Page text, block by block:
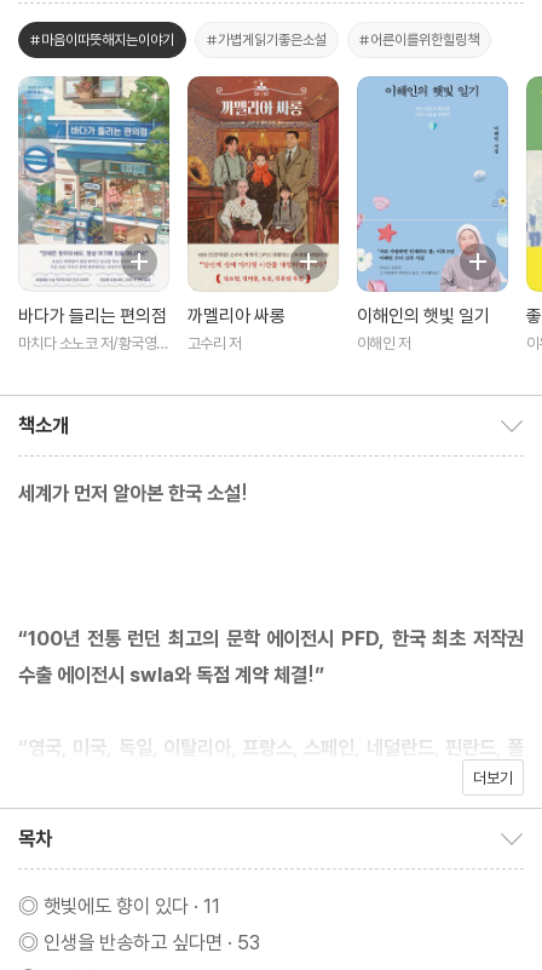
#마음이따뜻해지는이야기 #가볍게읽기좋은소설 #어른이를위한힐링책
바다가 들리는 편의점
마치다 소노코 저/황국영
까멜리아 싸롱
고수리 저
이해인의 햇빛 일기
이해인 저
책소개
세계가 먼저 알아본 한국 소설!
“100년 전통 런던 최고의 문학 에이전시 PFD, 한국 최초 저작권
수출 에이전시 swla와 독점 계약 체결!”
“영국, 미국, 독일, 이탈리아, 프랑스, 스페인, 네덜란드, 핀란드, 폴
란드, 그리스, 러시아, 브라질 영미·유럽 포함 전 세계 12개국 수출
“예스24 ‘오늘의 책’ 선정!”
“2024년 베스트셀러 『수상한 한의원』에 이은 텍스티의 두 번째 장
더보기
목차
◎ 햇빛에도 향이 있다 · 11
◎ 인생을 반송하고 싶다면 · 53